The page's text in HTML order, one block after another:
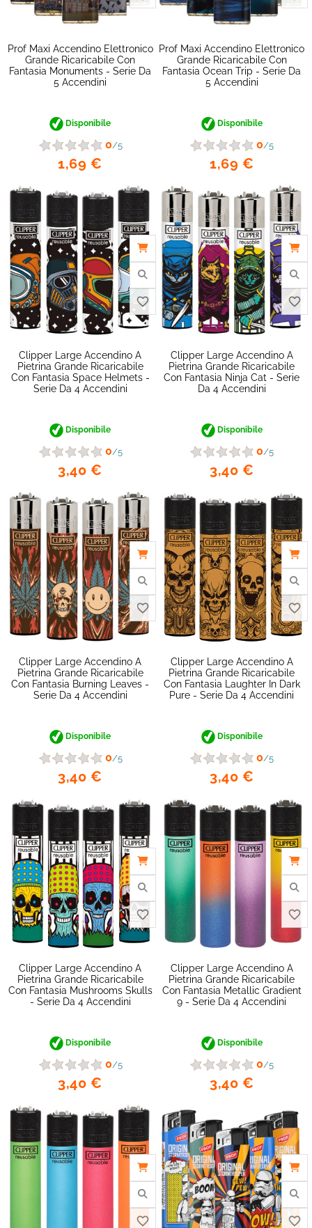
Prof Maxi Accendino Elettronico
Grande Ricaricabile Con
Fantasia Monuments - Serie Da
5 Accendini
Disponibile
0/5
1,69 €
favorite_border
Prof Maxi Accendino Elettronico
Grande Ricaricabile Con
Fantasia Ocean Trip - Serie Da
5 Accendini
Disponibile
0/5
1,69 €
Clipper Large Accendino A
Pietrina Grande Ricaricabile
Con Fantasia Space Helmets -
Serie Da 4 Accendini
Disponibile
0/5
3,40 €
favorite_border
Clipper Large Accendino A
Pietrina Grande Ricaricabile
Con Fantasia Ninja Cat - Serie
Da 4 Accendini
Disponibile
0/5
3,40 €
Clipper Large Accendino A
Pietrina Grande Ricaricabile
Con Fantasia Burning Leaves -
Serie Da 4 Accendini
Disponibile
0/5
3,40 €
favorite_border
Clipper Large Accendino A
Pietrina Grande Ricaricabile
Con Fantasia Laughter In Dark
Pure - Serie Da 4 Accendini
Disponibile
0/5
3,40 €
Clipper Large Accendino A
Pietrina Grande Ricaricabile
Con Fantasia Mushrooms Skulls
- Serie Da 4 Accendini
Disponibile
0/5
3,40 €
Clipper Large Accendino A
Pietrina Grande Ricaricabile
Con Fantasia Metallic Gradient
9 - Serie Da 4 Accendini
Disponibile
0/5
3,40 €